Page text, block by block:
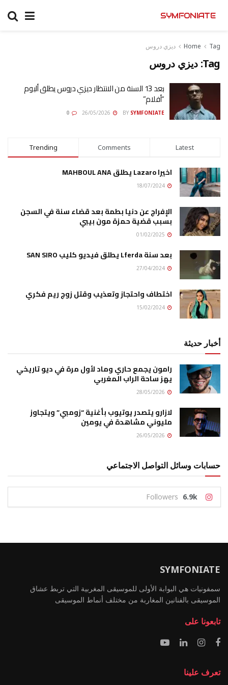
SYMFONIATE
Home Tag ديزي دروس
Tag: ديزي دروس
بعد 13 السنة من الانتظار ديزي دروس يطلق ألبوم
“أفلام”
BY SYMFONIATE
Trending Comments Latest
اخيرا Lazaro يطلق MAHBOUL ANA
الإفراج عن دنيا بطمة بعد قضاء سنة في السجن
بسبب قضية حمزة مون بيبي
بعد سنة Lferda يطلق فيديو كليب SAN SIRO
اختطاف واحتجاز وتعذيب وقتل زوج ريم فكري
أخبار حديثة
رامون يجمع حاري وماد لأول مرة في ديو تاريخي
يهز ساحة الراب المغربي
لازارو يتصدر يوتيوب بأغنية “زومبي” ويتجاوز
مليوني مشاهدة في يومين
حسابات وسائل التواصل الاجتماعي
6.9k
Followers
SYMFONIATE
سمفونيات هي البوابة الأولى للموسيقى المغربية التي تربط عشاق
الموسيقى بالفنانين المغاربة من مختلف أنماط الموسيقى
تابعونا على
تعرف علينا